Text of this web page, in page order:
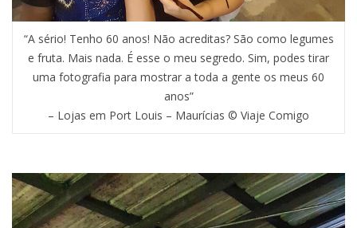
“A sério! Tenho 60 anos! Não acreditas? São como legumes
e fruta. Mais nada. É esse o meu segredo. Sim, podes tirar
uma fotografia para mostrar a toda a gente os meus 60
anos”
– Lojas em Port Louis – Maurícias © Viaje Comigo